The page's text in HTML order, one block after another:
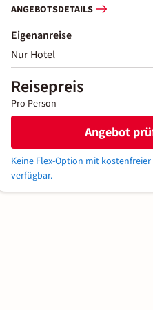
ANGEBOTSDETAILS
Eigenanreise
Nur Hotel
Reisepreis
Pro Person
Angebot
Keine Flex-Option mit
verfügbar.